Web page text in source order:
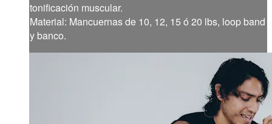
tonificación muscular.
Material: Mancuernas de 10, 12, 15 ó 20 lbs, loop band
y banco.